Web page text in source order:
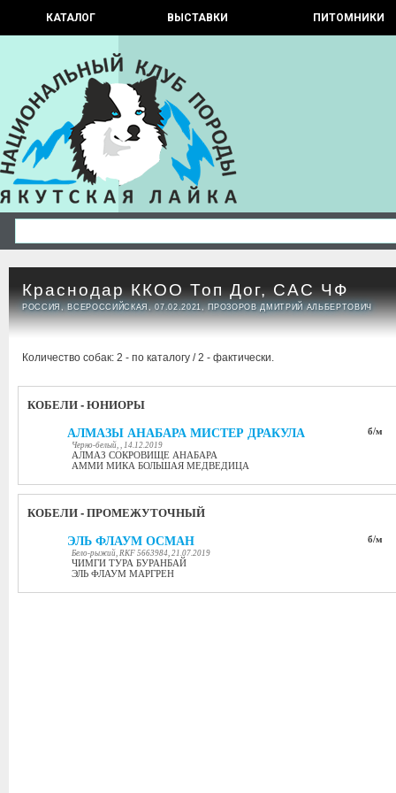
КАТАЛОГ ВЫСТАВКИ ПИТОМНИКИ
Краснодар ККОО Топ Дог, САС ЧФ
РОССИЯ, ВСЕРОССИЙСКАЯ, 07.02.2021, ПРОЗОРОВ ДМИТРИЙ АЛЬБЕРТОВИЧ
Количество собак: 2 - по каталогу / 2 - фактически.
КОБЕЛИ - ЮНИОРЫ
АЛМАЗЫ АНАБАРА МИСТЕР ДРАКУЛА
Черно-белый, , 14.12.2019
АЛМАЗ СОКРОВИЩЕ АНАБАРА
АММИ МИКА БОЛЬШАЯ МЕДВЕДИЦА
б/м
КОБЕЛИ - ПРОМЕЖУТОЧНЫЙ
ЭЛЬ ФЛАУМ ОСМАН
Бело-рыжий, RKF 5663984, 21.07.2019
ЧИМГИ ТУРА БУРАНБАЙ
ЭЛЬ ФЛАУМ МАРГРЕН
б/м